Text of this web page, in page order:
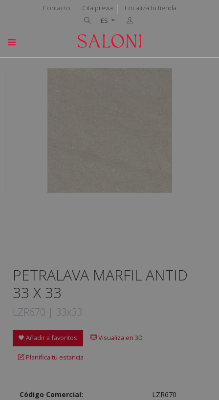
Contacto Cita previa
Localiza tu tienda
ES
PETRALAVA MARFIL ANTID
33 X 33
LZR670 | 33x33
Añadir a favoritos Visualiza en 3D
Planifica tu estancia
Código Comercial: LZR670